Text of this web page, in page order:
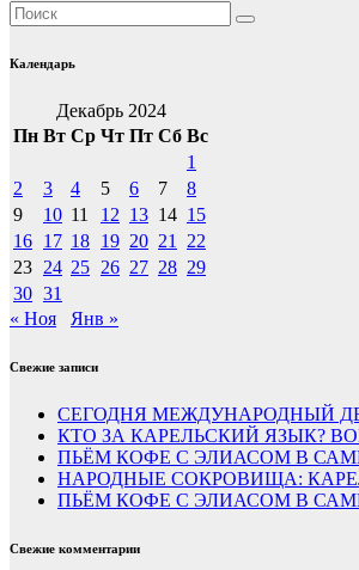
Календарь
Декабрь 2024
Пн Вт Ср Чт Пт Сб Вс
1
2
3 4 5 6 7
8
9
10 11 12 13 14 15
16 17 18 19 20 21
22
23 24 25 26 27 28 29
30 31
« Ноя
Янв »
Свежие записи
СЕГОДНЯ МЕЖДУНАРОДНЫЙ
КТО ЗА КАРЕЛЬСКИЙ ЯЗЫК?
ПЬЁМ КОФЕ С ЭЛИАСОМ В
НАРОДНЫЕ СОКРОВИЩА:
ПЬЁМ КОФЕ С ЭЛИАСОМ В
Свежие комментарии